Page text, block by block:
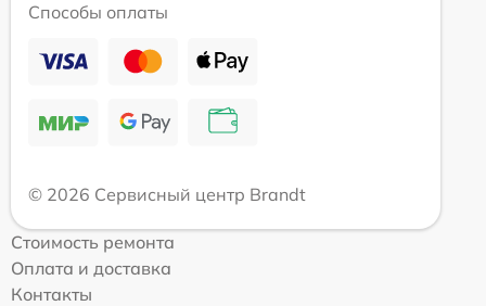
Способы оплаты
© 2026 Сервисный центр Brandt
Стоимость ремонта
Оплата и доставка
Контакты